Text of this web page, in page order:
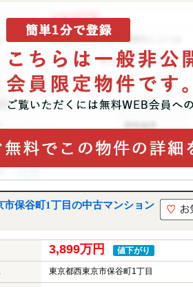
保谷町1丁目の中古マンション
3,899万円 値下がり
東京都西東京市保谷町1丁目